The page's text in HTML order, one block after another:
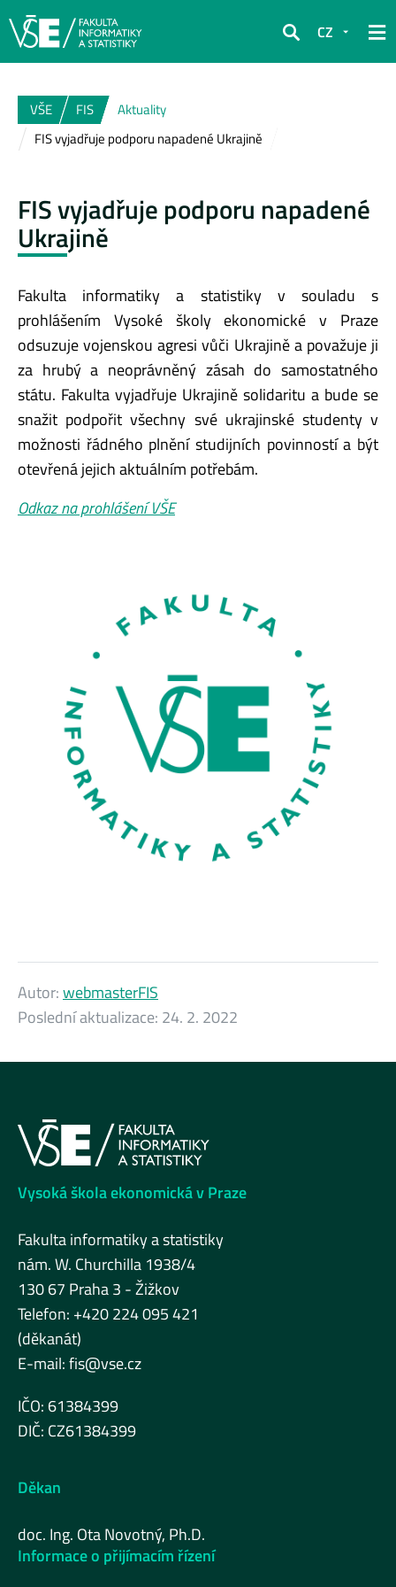
Hledat
CZ
VŠE FIS
Aktuality
FIS vyjadřuje podporu napadené Ukrajině
FIS vyjadřuje podporu napadené
Ukrajině
Fakulta informatiky a statistiky v souladu s
prohlášením Vysoké školy ekonomické v Praze
odsuzuje vojenskou agresi vůči Ukrajině a považuje ji
za hrubý a neoprávněný zásah do samostatného
státu. Fakulta vyjadřuje Ukrajině solidaritu a bude se
snažit podpořit všechny své ukrajinské studenty v
možnosti řádného plnění studijních povinností a být
otevřená jejich aktuálním potřebám.
Odkaz na prohlášení VŠE
Autor:webmasterFIS
Poslední aktualizace: 24. 2. 2022
Vysoká škola ekonomická v Praze
Fakulta informatiky a statistiky
nám. W. Churchilla 1938/4
130 67 Praha 3 - Žižkov
Telefon: +420 224 095 421
(děkanát)
E-mail:fis@vse.cz
IČO: 61384399
DIČ: CZ61384399
Děkan
doc. Ing. Ota Novotný, Ph.D.
Informace o přijímacím řízení